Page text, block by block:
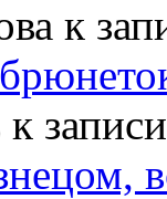
к
к